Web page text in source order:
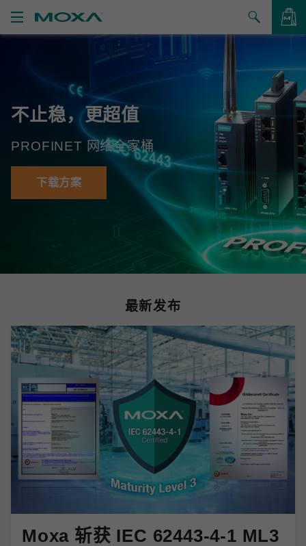
持
何购买
于我们
Moxa
不止稳，更超值
PROFINET 网络全家桶
下载方案
最新发布
Moxa 斩获 IEC 62443-4-1 ML3
查看询价